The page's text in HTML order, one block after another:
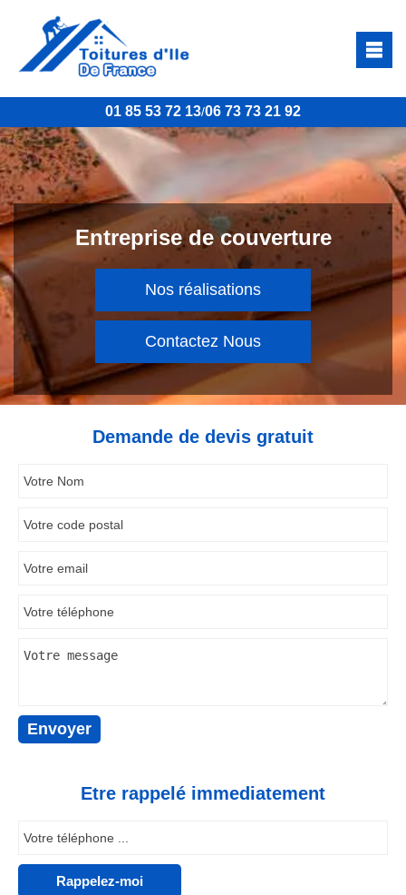
01 85 53 72 13/06 73 73 21 92
Entreprise de couverture
Nos réalisations
Contactez Nous
Demande de devis gratuit
Etre rappelé immediatement